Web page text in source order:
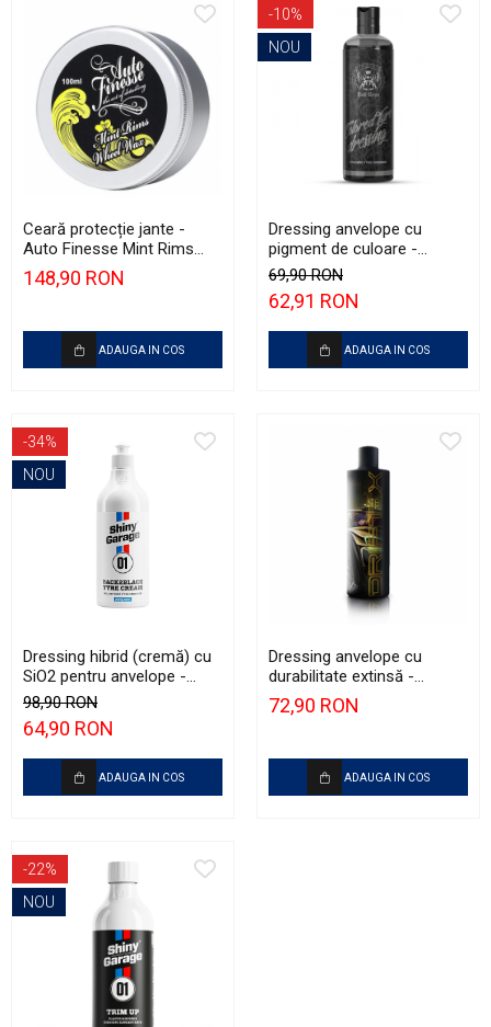
Ceară protecție jante -
Auto Finesse Mint Rims
(100ml)
148,90 RON
ADAUGA IN COS
-10%
NOU
Dressing anvelope cu
pigment de culoare -
BadBoys Colored Tyre
Dressing (500ml)
69,90 RON
62,91 RON
ADAUGA IN COS
-34%
NOU
Dressing hibrid (cremă) cu
SiO2 pentru anvelope -
Shiny Garage Back2Black
(Cherry Scent) (500ml) -
Produs Cadou
98,90 RON
64,90 RON
ADAUGA IN COS
Dressing anvelope cu
durabilitate extinsă -
Detailing Kingdom Drift X
LIFE (500ml)
72,90 RON
ADAUGA IN COS
-22%
NOU